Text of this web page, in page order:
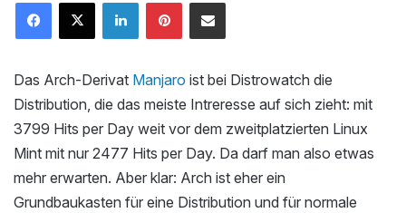
Das Arch-Derivat Manjaro ist bei Distrowatch die
Distribution, die das meiste Intreresse auf sich zieht: mit
3799 Hits per Day weit vor dem zweitplatzierten Linux
Mint mit nur 2477 Hits per Day. Da darf man also etwas
mehr erwarten. Aber klar: Arch ist eher ein
Grundbaukasten für eine Distribution und für normale